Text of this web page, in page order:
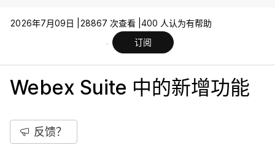
2026年7月09日 | 28867 次查看 | 400 人认为有帮助
订阅
Webex Suite 中的新增功能
反馈？